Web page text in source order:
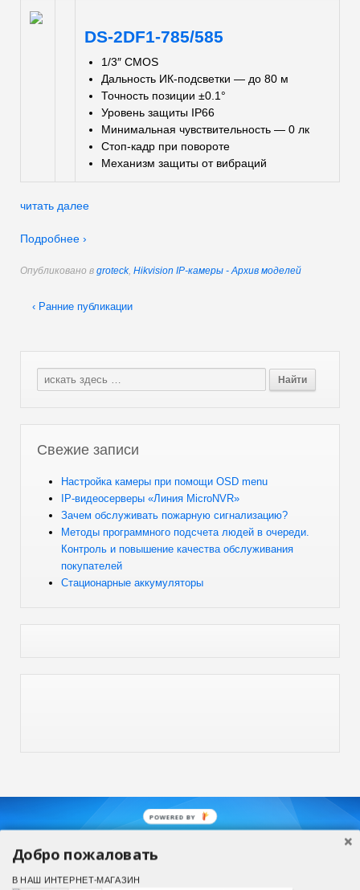
DS-2DF1-785/585
1/3″ CMOS
Дальность ИК-подсветки — до 80 м
Точность позиции ±0.1°
Уровень защиты IP66
Минимальная чувствительность — 0 лк
Стоп-кадр при повороте
Механизм защиты от вибраций
читать далее
Подробнее ›
Опубликовано в groteck, Hikvision IP-камеры - Архив моделей
‹ Ранние публикации
Свежие записи
Настройка камеры при помощи OSD menu
IP-видеосерверы «Линия MicroNVR»
Зачем обслуживать пожарную сигнализацию?
Методы программного подсчета людей в очереди.
Контроль и повышение качества обслуживания
покупателей
Стационарные аккумуляторы
Добро пожаловать
В НАШ ИНТЕРНЕТ-МАГАЗИН
POWERED BY